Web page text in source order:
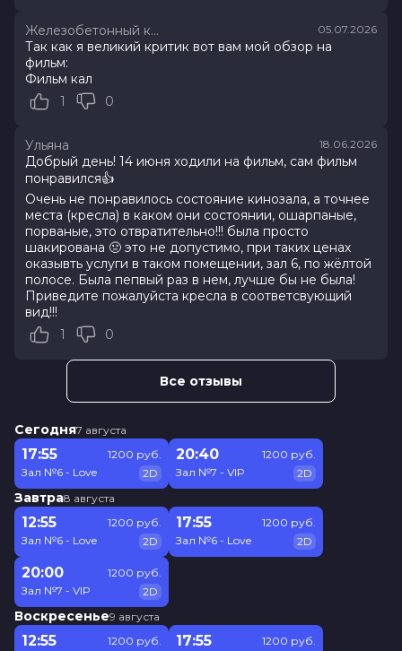
Оценка 7.2
Год
2026
Страна
Слоган
Режиссер
Кристина Асмус, Иван Охлобыстин,
Александр Самойленко, Мария
Рогожкина, Сергей Соцердотский,
Кирилл Нагиев
Продюсеры
Эдуард Илоян, Денис Жалинский,
Виталий Шляппо
Сценаристы
Савва Минаев, Клим Шипенко,
Максим Кудымов
Жанр
комедия, приключения
Бюджет
Длительность
В прокате
с 5 августа до 12 августа
до 17 июня
Железобетонный киборг 05.07.2026
Так как я великий критик вот вам мой обзор на
фильм:
Фильм кал
1
0
Ульяна 18.06.2026
Добрый день! 14 июня ходили на фильм, сам фильм
понравился👍
Очень не понравилось состояние кинозала, а точнее
места (кресла) в каком они состоянии, ошарпаные,
порваные, это отвратительно!!! была просто
шакирована 🤢 это не допустимо, при таких ценах
оказывть услуги в таком помещении, зал 6, по жёлтой
полосе. Была пепвый раз в нем, лучше бы не была!
Приведите пожалуйста кресла в соответсвующий
вид!!!
1
0
Все отзывы
Сегодня7 августа
17:55
Зал №6 - Love
1200 руб.
2D
20:40
Зал №7 - VIP
1200 руб.
2D
Завтра8 августа
12:55
Зал №6 - Love
1200 руб.
2D
17:55
Зал №6 - Love
1200 руб.
2D
20:00
Зал №7 - VIP
1200 руб.
2D
Воскресенье9 августа
12:55
1200 руб.
17:55
1200 руб.